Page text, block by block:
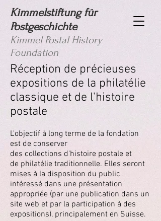
Kimmelstiftung für
Postgeschichte
Kimmel Postal History
Foundation
Réception de précieuses
expositions de la philatélie
classique et de l'histoire
postale
L'objectif à long terme de la fondation
est de conserver
des collections d'histoire postale et
de philatélie traditionnelle. Elles seront
mises à la disposition du public
intéressé dans une présentation
appropriée (par une publication dans un
site web et par la participation à des
expositions), principalement en Suisse.